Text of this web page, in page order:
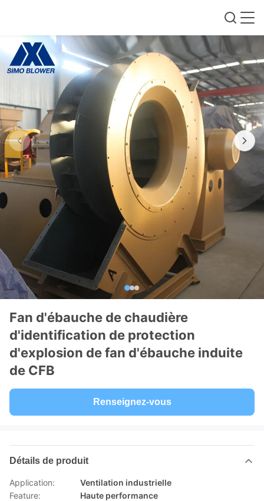
Fan d'ébauche de chaudière
d'identification de protection
d'explosion de fan d'ébauche induite
de CFB
Renseignez-vous
Détails de produit
Application:
Ventilation industrielle
Feature:
Haute performance